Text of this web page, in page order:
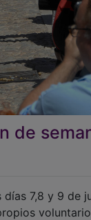
de
7,8 y 9 de